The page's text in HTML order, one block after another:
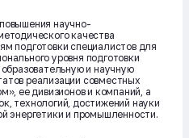
научно-
качества
подготовки специалистов для
уровня подготовки
и научную
реализации совместных
ее дивизионов и компаний, а
технологий, достижений науки
энергетики и промышленности.